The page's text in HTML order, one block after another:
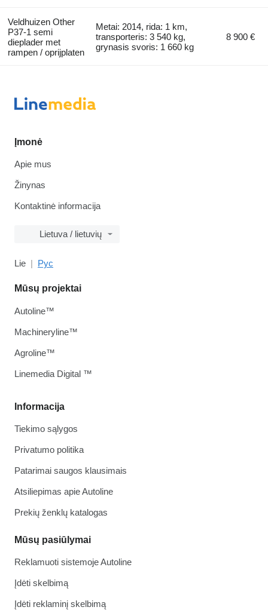
Veldhuizen Other
P37-1 semi
dieplader met
rampen / oprijplaten
Metai: 2014, rida: 1 km,
transporteris: 3 540 kg,
grynasis svoris: 1 660 kg
8 900 €
Įmonė
Apie mus
Žinynas
Kontaktinė informacija
Lietuva / lietuvių
Lie Рус
Informacija
Tiekimo sąlygos
Privatumo politika
Patarimai saugos klausimais
Atsiliepimas apie Autoline
Prekių ženklų katalogas
Mūsų pasiūlymai
Reklamuoti sistemoje Autoline
Įdėti skelbimą
Įdėti reklaminį skelbimą
Mūsų projektai
Autoline™
Machineryline™
Agroline™
Linemedia Digital ™